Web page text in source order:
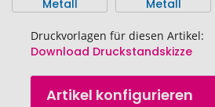
Druckvorlagen für diesen Artikel:
Download Druckstandskizze
Zum
AnfangArtikel konfigurieren